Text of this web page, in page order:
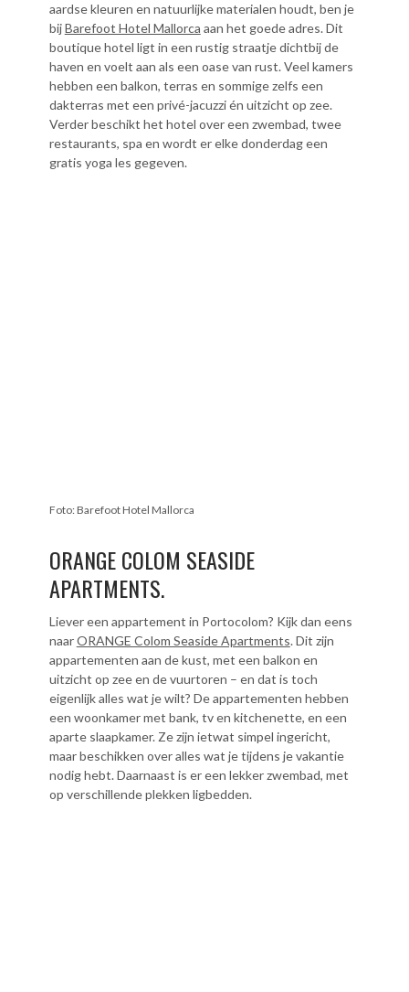
aardse kleuren en natuurlijke materialen houdt, ben je
bijBarefoot Hotel Mallorca aan het goede adres. Dit
boutique hotel ligt in een rustig straatje dichtbij de
haven en voelt aan als een oase van rust. Veel kamers
hebben een balkon, terras en sommige zelfs een
dakterras met een privé-jacuzzi én uitzicht op zee.
Verder beschikt het hotel over een zwembad, twee
restaurants, spa en wordt er elke donderdag een
gratis yoga les gegeven.
Foto: Barefoot Hotel Mallorca
ORANGE COLOM SEASIDE
APARTMENTS.
Liever een appartement in Portocolom? Kijk dan eens
naarORANGE Colom Seaside Apartments. Dit zijn
appartementen aan de kust, met een balkon en
uitzicht op zee en de vuurtoren – en dat is toch
eigenlijk alles wat je wilt? De appartementen hebben
een woonkamer met bank, tv en kitchenette, en een
aparte slaapkamer. Ze zijn ietwat simpel ingericht,
maar beschikken over alles wat je tijdens je vakantie
nodig hebt. Daarnaast is er een lekker zwembad, met
op verschillende plekken ligbedden.